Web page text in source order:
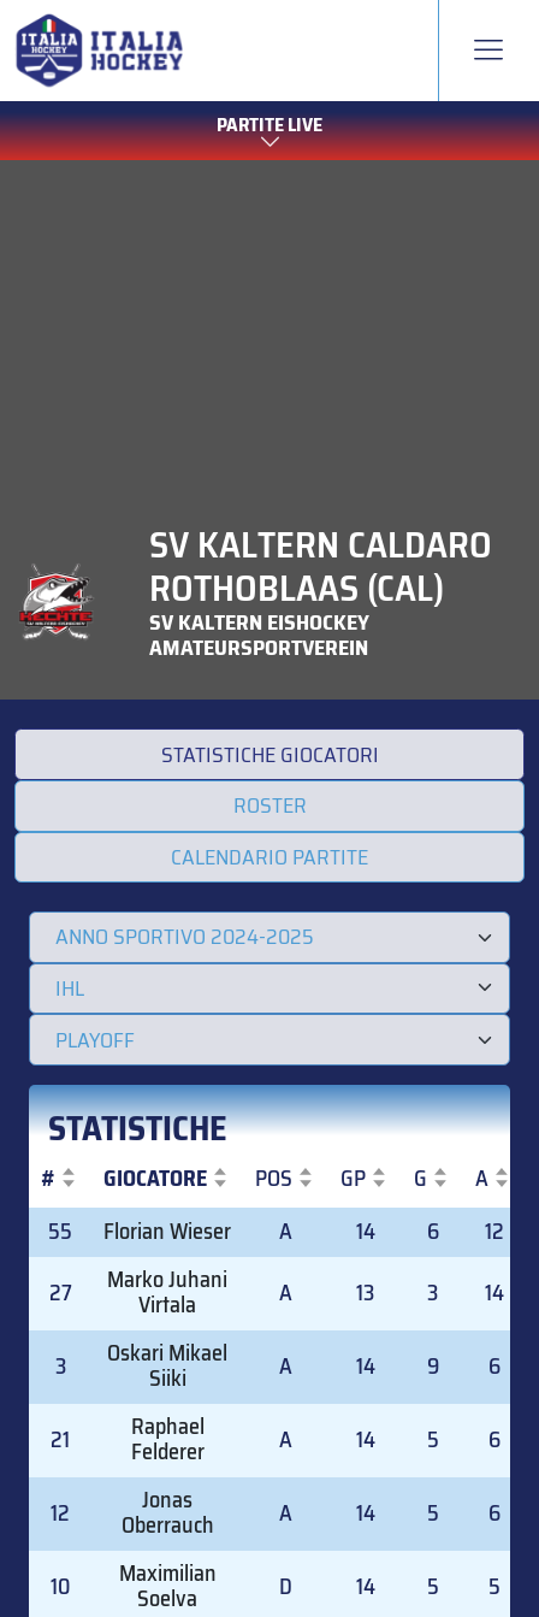
PARTITE LIVE
SV KALTERN CALDARO
ROTHOBLAAS (CAL)
SV KALTERN EISHOCKEY
AMATEURSPORTVEREIN
STATISTICHE GIOCATORI
ROSTER
CALENDARIO PARTITE
STATISTICHE
# GIOCATORE POS GP G A
#
GIOCATORE POS GP A
55 Florian Wieser A 14 6
12
27
Marko Juhani
Virtala A 13 3 14
3 Oskari Mikael
Siiki A 14 9 6
21 Raphael
Felderer A 14 5 6
12 Jonas
Oberrauch A 14 5 6
10 Maximilian
Soelva D 14 5 5